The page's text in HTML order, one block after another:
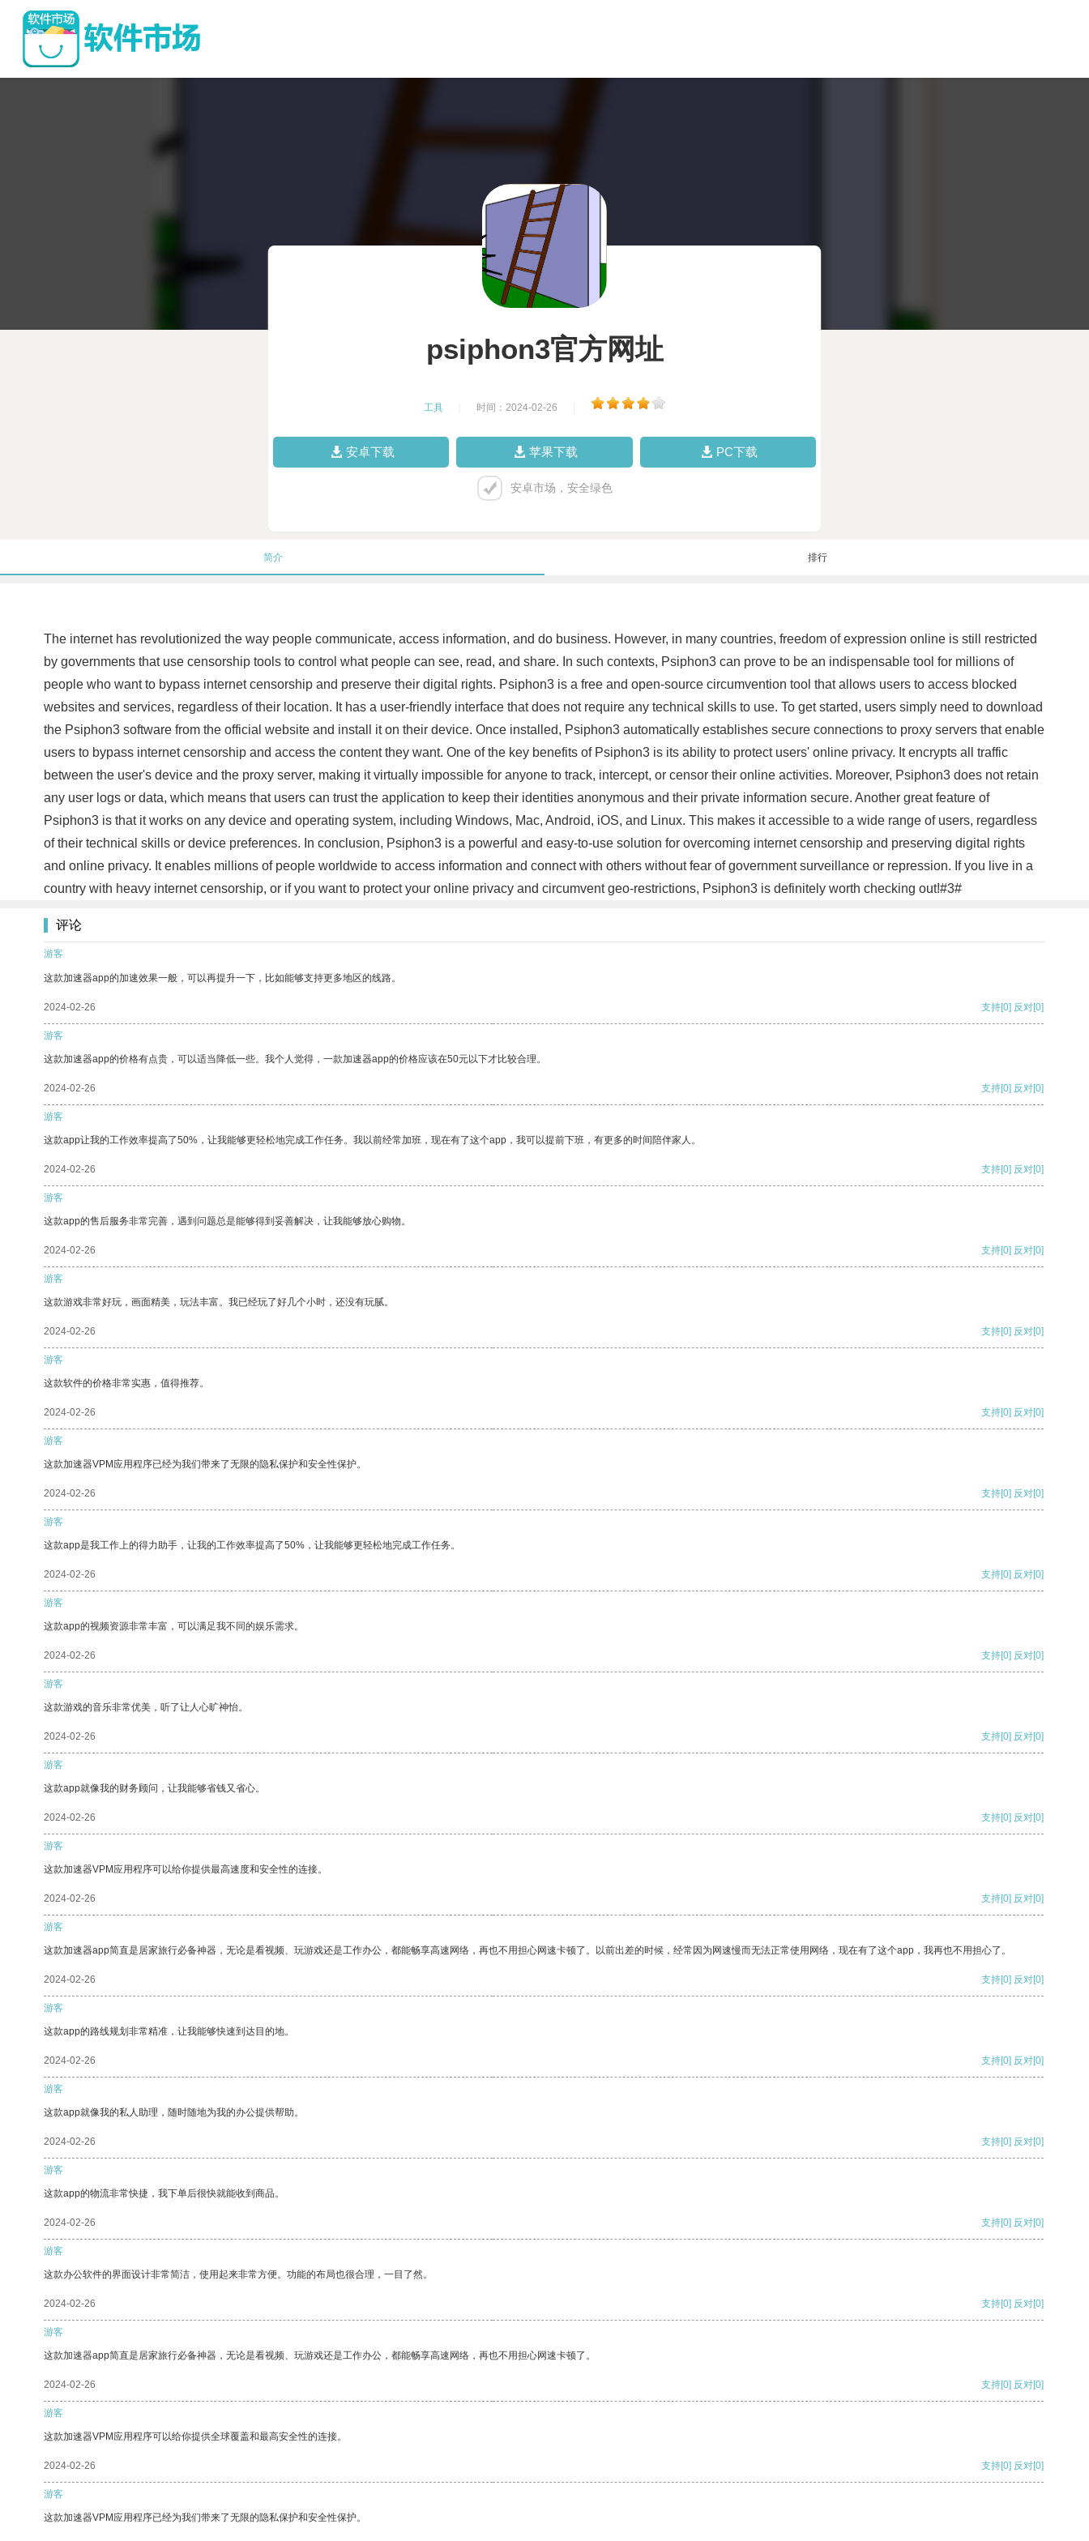
psiphon3官方网址
工具 时间：2024-02-26
安卓下载 苹果下载 PC下载
安卓市场，安全绿色
简介 排行
The internet has revolutionized the way people communicate, access information, and do business. However, in many countries, freedom of expression online is still restricted
by governments that use censorship tools to control what people can see, read, and share. In such contexts, Psiphon3 can prove to be an indispensable tool for millions of
people who want to bypass internet censorship and preserve their digital rights. Psiphon3 is a free and open-source circumvention tool that allows users to access blocked
websites and services, regardless of their location. It has a user-friendly interface that does not require any technical skills to use. To get started, users simply need to download
the Psiphon3 software from the official website and install it on their device. Once installed, Psiphon3 automatically establishes secure connections to proxy servers that enable
users to bypass internet censorship and access the content they want. One of the key benefits of Psiphon3 is its ability to protect users' online privacy. It encrypts all traffic
between the user's device and the proxy server, making it virtually impossible for anyone to track, intercept, or censor their online activities. Moreover, Psiphon3 does not retain
any user logs or data, which means that users can trust the application to keep their identities anonymous and their private information secure. Another great feature of
Psiphon3 is that it works on any device and operating system, including Windows, Mac, Android, iOS, and Linux. This makes it accessible to a wide range of users, regardless
of their technical skills or device preferences. In conclusion, Psiphon3 is a powerful and easy-to-use solution for overcoming internet censorship and preserving digital rights
and online privacy. It enables millions of people worldwide to access information and connect with others without fear of government surveillance or repression. If you live in a
country with heavy internet censorship, or if you want to protect your online privacy and circumvent geo-restrictions, Psiphon3 is definitely worth checking out!#3#
评论
游客
这款加速器app的加速效果一般，可以再提升一下，比如能够支持更多地区的线路。
2024-02-26 支持[0] 反对[0]
游客
这款加速器app的价格有点贵，可以适当降低一些。我个人觉得，一款加速器app的价格应该在50元以下才比较合理。
2024-02-26 支持[0] 反对[0]
游客
这款app让我的工作效率提高了50%，让我能够更轻松地完成工作任务。我以前经常加班，现在有了这个app，我可以提前下班，有更多的时间陪伴家人。
2024-02-26 支持[0] 反对[0]
游客
这款app的售后服务非常完善，遇到问题总是能够得到妥善解决，让我能够放心购物。
2024-02-26 支持[0] 反对[0]
游客
这款游戏非常好玩，画面精美，玩法丰富。我已经玩了好几个小时，还没有玩腻。
2024-02-26 支持[0] 反对[0]
游客
这款软件的价格非常实惠，值得推荐。
2024-02-26 支持[0] 反对[0]
游客
这款加速器VPM应用程序已经为我们带来了无限的隐私保护和安全性保护。
2024-02-26 支持[0] 反对[0]
游客
这款app是我工作上的得力助手，让我的工作效率提高了50%，让我能够更轻松地完成工作任务。
2024-02-26 支持[0] 反对[0]
游客
这款app的视频资源非常丰富，可以满足我不同的娱乐需求。
2024-02-26 支持[0] 反对[0]
游客
这款游戏的音乐非常优美，听了让人心旷神怡。
2024-02-26 支持[0] 反对[0]
游客
这款app就像我的财务顾问，让我能够省钱又省心。
2024-02-26 支持[0] 反对[0]
游客
这款加速器VPM应用程序可以给你提供最高速度和安全性的连接。
2024-02-26 支持[0] 反对[0]
游客
这款加速器app简直是居家旅行必备神器，无论是看视频、玩游戏还是工作办公，都能畅享高速网络，再也不用担心网速卡顿了。以前出差的时候，经常因为网速慢而无法正常使用网络，现在有了这个app，我再也不用担心了。
2024-02-26 支持[0] 反对[0]
游客
这款app的路线规划非常精准，让我能够快速到达目的地。
2024-02-26 支持[0] 反对[0]
游客
这款app就像我的私人助理，随时随地为我的办公提供帮助。
2024-02-26 支持[0] 反对[0]
游客
这款app的物流非常快捷，我下单后很快就能收到商品。
2024-02-26 支持[0] 反对[0]
游客
这款办公软件的界面设计非常简洁，使用起来非常方便。功能的布局也很合理，一目了然。
2024-02-26 支持[0] 反对[0]
游客
这款加速器app简直是居家旅行必备神器，无论是看视频、玩游戏还是工作办公，都能畅享高速网络，再也不用担心网速卡顿了。
2024-02-26 支持[0] 反对[0]
游客
这款加速器VPM应用程序可以给你提供全球覆盖和最高安全性的连接。
2024-02-26 支持[0] 反对[0]
游客
这款加速器VPM应用程序已经为我们带来了无限的隐私保护和安全性保护。